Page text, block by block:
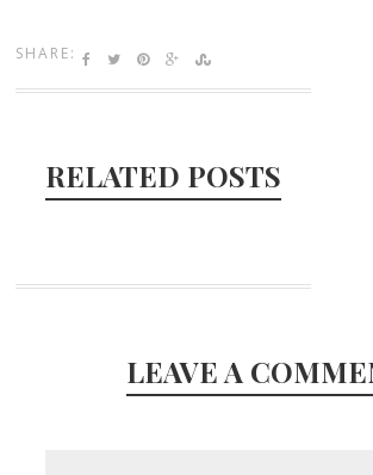
SHARE:
RELATED POSTS
LEAVE A